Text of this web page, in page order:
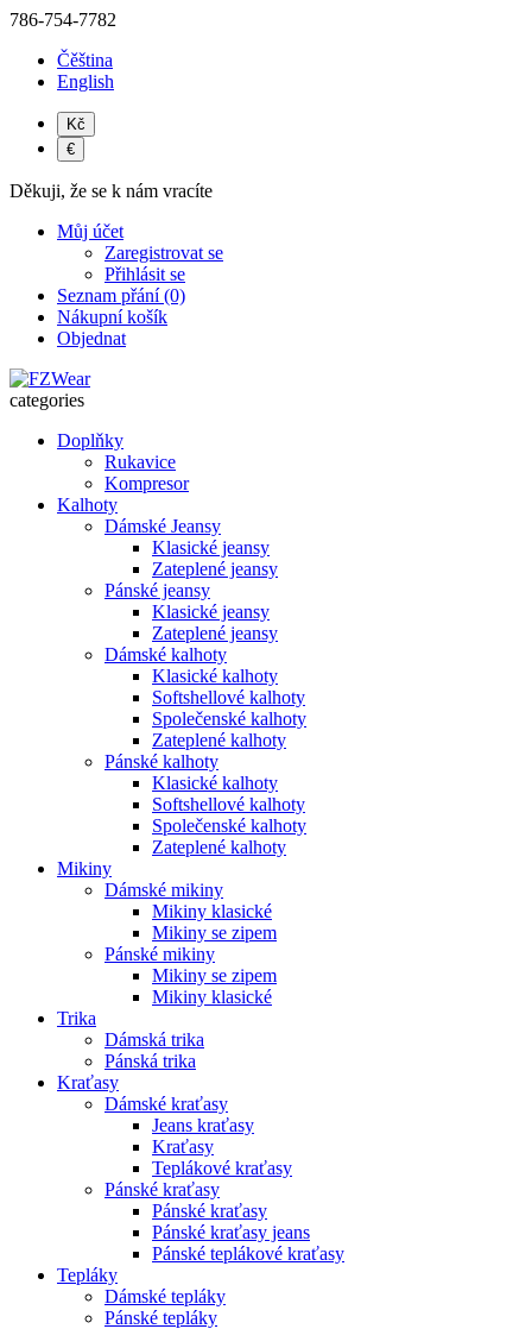
786-754-7782
Čěština
English
Kč
€
Děkuji, že se k nám vracíte
Můj účet
Zaregistrovat se
Přihlásit se
Seznam přání (0)
Nákupní košík
Objednat
categories
Doplňky
Rukavice
Kompresor
Kalhoty
Dámské Jeansy
Klasické jeansy
Zateplené jeansy
Pánské jeansy
Klasické jeansy
Zateplené jeansy
Dámské kalhoty
Klasické kalhoty
Softshellové kalhoty
Společenské kalhoty
Zateplené kalhoty
Pánské kalhoty
Klasické kalhoty
Softshellové kalhoty
Společenské kalhoty
Zateplené kalhoty
Mikiny
Dámské mikiny
Mikiny klasické
Mikiny se zipem
Pánské mikiny
Mikiny se zipem
Mikiny klasické
Trika
Dámská trika
Pánská trika
Kraťasy
Dámské kraťasy
Jeans kraťasy
Kraťasy
Teplákové kraťasy
Pánské kraťasy
Pánské kraťasy
Pánské kraťasy jeans
Pánské teplákové kraťasy
Tepláky
Dámské tepláky
Pánské tepláky